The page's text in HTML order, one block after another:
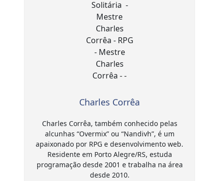
Charles Corrêa
Charles Corrêa, também conhecido pelas
alcunhas “Overmix” ou “Nandivh”, é um
apaixonado por RPG e desenvolvimento web.
Residente em Porto Alegre/RS, estuda
programação desde 2001 e trabalha na área
desde 2010.